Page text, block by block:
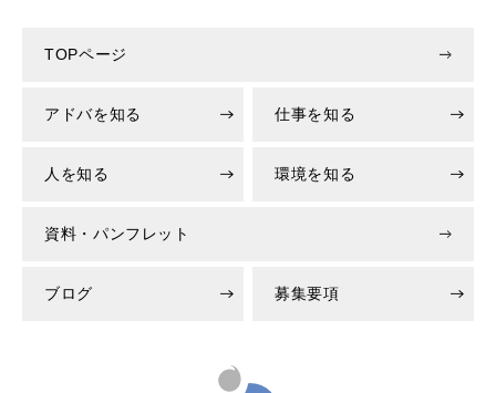
TOPページ
アドバを知る 仕事を知る
人を知る 環境を知る
資料・パンフレット
ブログ 募集要項